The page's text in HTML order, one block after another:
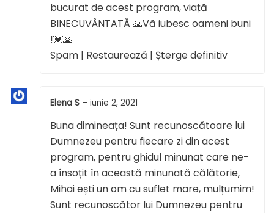
bucurat de acest program, viață
BINECUVÂNTATĂ 🙏Vă iubesc oameni buni
!💓🙏
Spam | Restaurează | Șterge definitiv
Elena S – iunie 2, 2021
Buna dimineața! Sunt recunoscătoare lui
Dumnezeu pentru fiecare zi din acest
program, pentru ghidul minunat care ne-
a însoțit în această minunată călătorie,
Mihai ești un om cu suflet mare, mulțumim!
Sunt recunoscător lui Dumnezeu pentru